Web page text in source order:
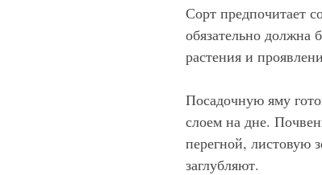
Сорт предпочитает
обязательно должна
растения и
Посадочную яму
слоем на дне.
перегной, листовую
заглубляют.